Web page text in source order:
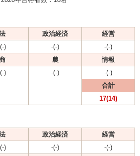
政治経済
経営
) -(-)
-(-)
農
情報
) -(-)
-(-)
合計
17(14)
政治経済
経営
) -(-)
-(-)